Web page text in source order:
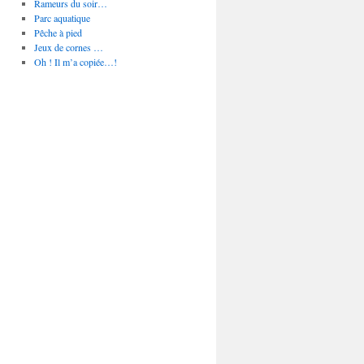
Rameurs du soir…
Parc aquatique
Pêche à pied
Jeux de cornes …
Oh ! Il m’a copiée…!